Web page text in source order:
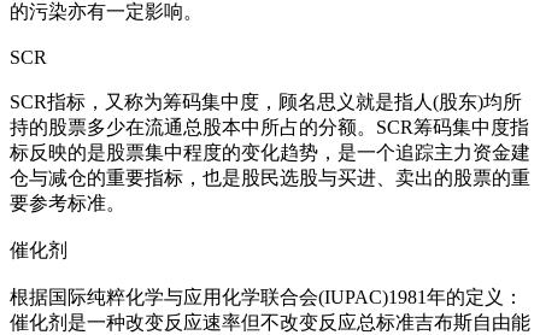
的污染亦有一定影响。
SCR
SCR指标，又称为筹码集中度，顾名思义就是指人(股东)均所
持的股票多少在流通总股本中所占的分额。SCR筹码集中度指
标反映的是股票集中程度的变化趋势，是一个追踪主力资金建
仓与减仓的重要指标，也是股民选股与买进、卖出的股票的重
要参考标准。
催化剂
根据国际纯粹化学与应用化学联合会(IUPAC)1981年的定义：
催化剂是一种改变反应速率但不改变反应总标准吉布斯自由能